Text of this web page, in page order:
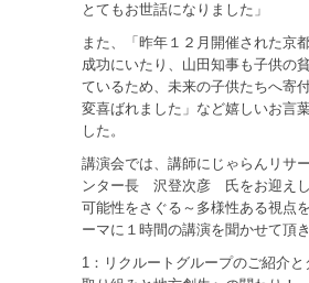
とてもお世話になりました」
また、「昨年１２月開催された京
成功にいたり、山田知事も子供の
ているため、未来の子供たちへ寄
変喜ばれました」など嬉しいお言
した。
講演会では、講師にじゃらんリサ
ンター長 沢登次彦 氏をお迎え
可能性をさぐる～多様性ある視点
ーマに１時間の講演を聞かせて頂き
1：リクルートグループのご紹介